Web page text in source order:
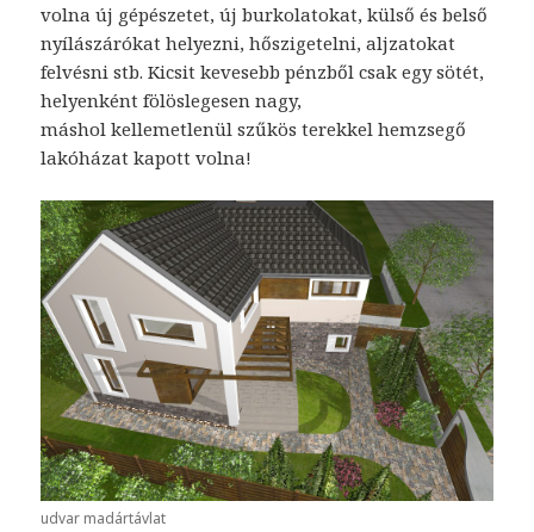
volna új gépészetet, új burkolatokat, külső és belső
nyílászárókat helyezni, hőszigetelni, aljzatokat
felvésni stb. Kicsit kevesebb pénzből csak egy sötét,
helyenként fölöslegesen nagy,
máshol kellemetlenül szűkös terekkel hemzsegő
lakóházat kapott volna!
udvar madártávlat